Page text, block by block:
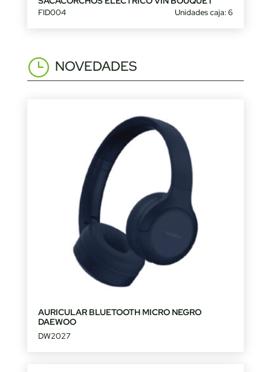
FID004 Unidades caja: 6
NOVEDADES
AURICULAR BLUETOOTH MICRO NEGRO
DAEWOO
DW2027